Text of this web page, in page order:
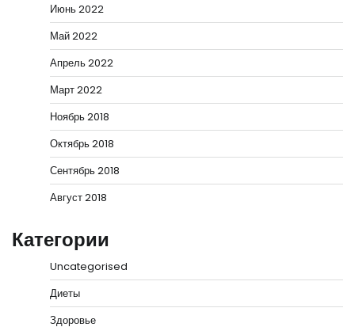
Июнь 2022
Май 2022
Апрель 2022
Март 2022
Ноябрь 2018
Октябрь 2018
Сентябрь 2018
Август 2018
Категории
Uncategorised
Диеты
Здоровье